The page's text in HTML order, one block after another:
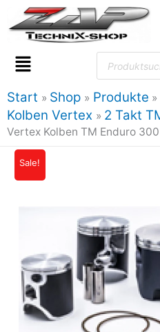
Inhalt
springen
Flyout
Menu
Products
search
Start Shop Produkte
Kolben Vertex
2 Takt
Vertex Kolben TM Enduro
Sale!
war:
215,95€
Vertex
Kolben
08-
B
Maß
71,94